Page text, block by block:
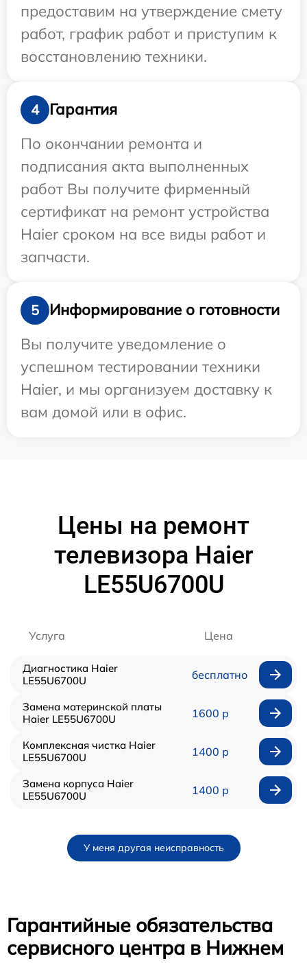
предоставим на утверждение смету
работ, график работ и приступим к
восстановлению техники.
4
Гарантия
По окончании ремонта и
подписания акта выполненных
работ Вы получите фирменный
сертификат на ремонт устройства
Haier сроком на все виды работ и
запчасти.
5
Информирование о готовности
Вы получите уведомление о
успешном тестировании техники
Haier, и мы организуем доставку к
вам домой или в офис.
Цены на ремонт
телевизора Haier
LE55U6700U
Услуга Цена
Диагностика Haier
LE55U6700U
бесплатно
Замена материнской платы
Haier LE55U6700U
1600 р
Комплексная чистка Haier
LE55U6700U
1400 р
Замена корпуса Haier
LE55U6700U
1400 р
У меня другая неисправность
Гарантийные обязательства
сервисного центра в Нижнем